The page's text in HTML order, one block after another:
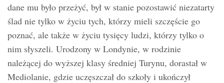
dane mu było przeżyć, był w stanie pozostawić niezatarty
ślad nie tylko w życiu tych, którzy mieli szczęście go
poznać, ale także w życiu tysięcy ludzi, którzy tylko o
nim słyszeli. Urodzony w Londynie, w rodzinie
należącej do wyższej klasy średniej Turynu, dorastał w
Mediolanie, gdzie uczęszczał do szkoły i ukończył